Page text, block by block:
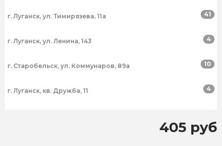
г. Луганск, ул. Тимирязева, 11а 41
г. Луганск, ул. Ленина, 143 4
г. Старобельск, ул. Коммунаров, 89а 10
г. Луганск, кв. Дружба, 11 4
405 руб